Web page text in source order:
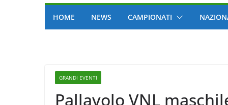
HOME NEWS CAMPIONATI
GRANDI EVENTI
Pallavolo VNL